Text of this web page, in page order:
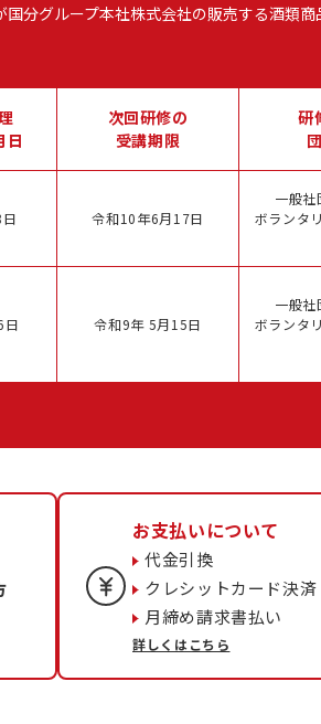
国分グループ本社株式会社の販売する酒類
日
次回研修の
受講期限
研
令和10年6月17日
一般社
ボランタ
日 令和9年 5月15日
一般社
ボランタ
お支払いについて
代金引換
クレシットカード決済
月締め請求書払い
詳しくはこちら